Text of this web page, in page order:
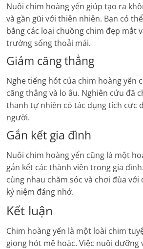
Nuôi chim hoàng yến giúp tạo ra
và gần gũi với thiên nhiên. Bạn có
bằng các loại chuồng chim đẹp mắt
trường sống thoải mái.
Giảm căng thẳng
Nghe tiếng hót của chim hoàng yến
căng thẳng và lo âu. Nghiên cứu đã
thanh tự nhiên có tác dụng tích cực
người.
Gắn kết gia đình
Nuôi chim hoàng yến cũng là một
gắn kết các thành viên trong gia
cùng nhau chăm sóc và chơi đùa
kỷ niệm đáng nhớ.
Kết luận
Chim hoàng yến là một loài chim
giọng hót mê hoặc. Việc nuôi dưỡng